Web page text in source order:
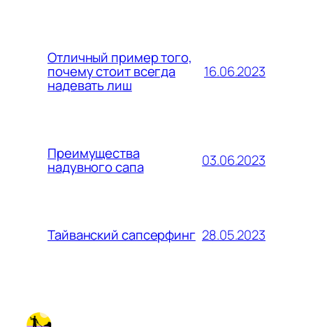
Отличный пример того,
почему стоит всегда
надевать лиш
16.06.2023
Преимущества
надувного сапа 03.06.2023
Тайванский сапсерфинг 28.05.2023